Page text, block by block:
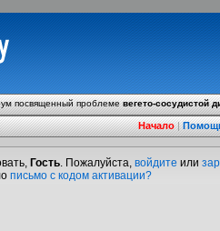
посвященный проблемевегето-сосудистой
Начало|
Гость. Пожалуйста, войдите или
письмо с кодом активации?